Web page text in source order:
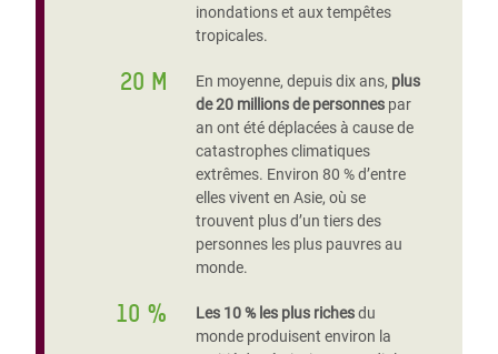
inondations et aux tempêtes
tropicales.
20 M En moyenne, depuis dix ans, plus
de 20 millions de personnespar
an ont été déplacées à cause de
catastrophes climatiques
extrêmes. Environ 80 % d’entre
elles vivent en Asie, où se
trouvent plus d’un tiers des
personnes les plus pauvres au
monde.
10 % Les 10 % les plus richesdu
monde produisent environ la